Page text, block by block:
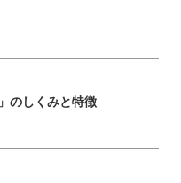
のしくみと特徴